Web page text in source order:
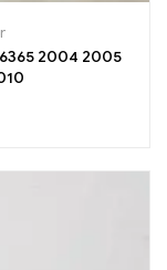
2004 2005